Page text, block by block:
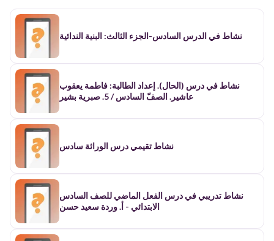
نشاط في الدرس السادس-الجزء الثالث: البنية الندائية
نشاط في درس (الحال). إعداد الطالبة: فاطمة يعقوب
عاشير. الصفّ السادس / 5. صبرية بشير
نشاط تقيمي درس الوراثة سادس
نشاط تدريبي في درس الفعل الماضي للصف السادس
الابتدائي - أ. وردة سعيد حسن